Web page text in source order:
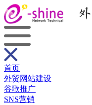
首页
外贸网站建设
谷歌推广
SNS营销